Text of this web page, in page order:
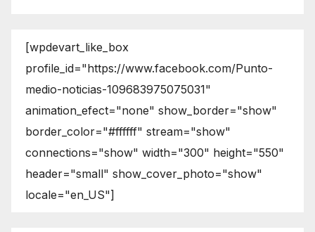
[wpdevart_like_box
profile_id="https://www.facebook.com/Punto-
medio-noticias-109683975075031"
animation_efect="none" show_border="show"
border_color="#ffffff" stream="show"
connections="show" width="300" height="550"
header="small" show_cover_photo="show"
locale="en_US"]